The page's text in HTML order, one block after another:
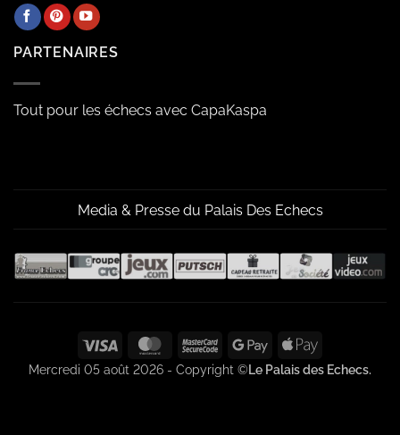
PARTENAIRES
Tout pour les échecs avec CapaKaspa
Media & Presse du Palais Des Echecs
Visa MasterCardMasterCard
2
Google
Pay
Apple
Pay
Mercredi 05 août 2026 - Copyright ©Le Palais des Echecs.